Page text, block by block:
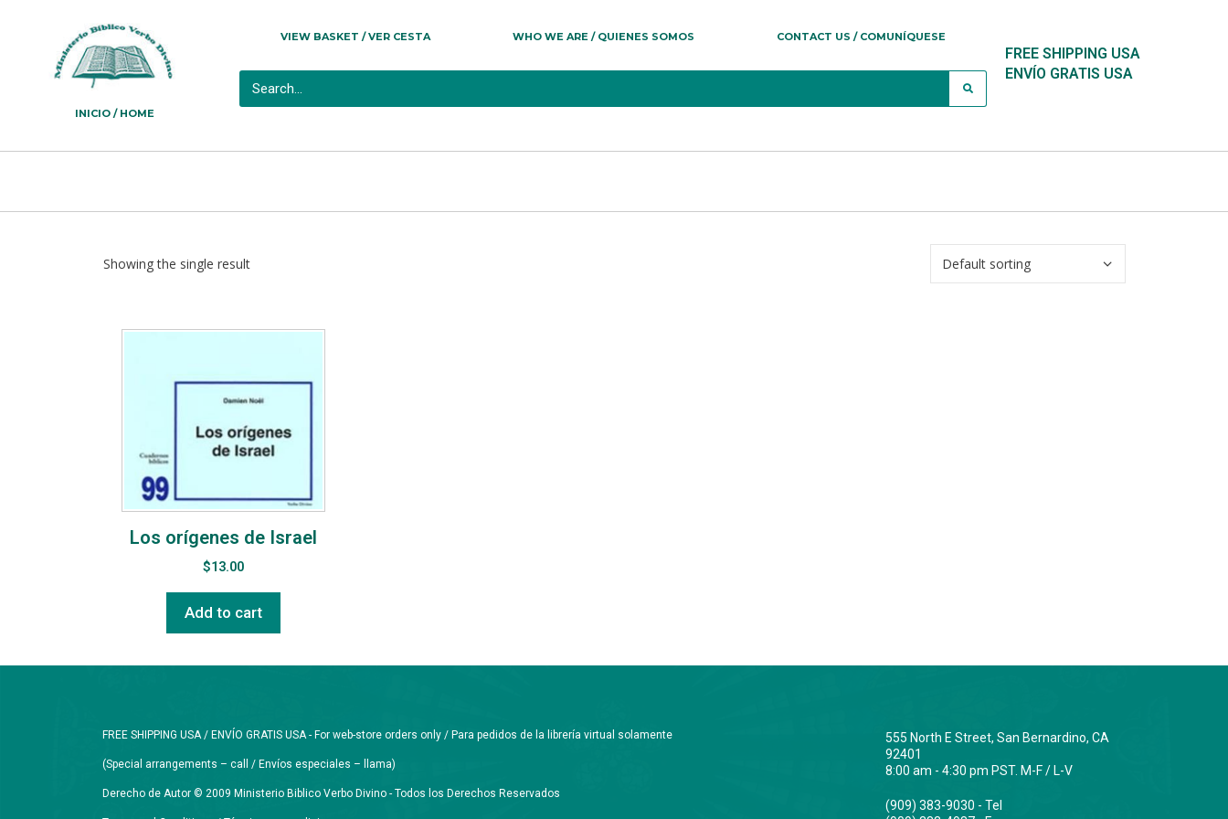
INICIO / HOME
VIEW BASKET / VER CESTA WHO WE ARE / QUIENES SOMOS CONTACT US / COMUNÍQUESE
FREE SHIPPING USA
ENVÍO GRATIS USA
Showing the single result
Los orígenes de Israel
$13.00
Add to cart
FREE SHIPPING USA / ENVÍO GRATIS USA - For web-store orders only / Para pedidos de la librería virtual solamente
(Special arrangements – call / Envíos especiales – llama)
Derecho de Autor © 2009 Ministerio Biblico Verbo Divino - Todos los Derechos Reservados
555 North E Street, San Bernardino, CA
92401
8:00 am - 4:30 pm PST. M-F / L-V
(909) 383-9030 - Tel